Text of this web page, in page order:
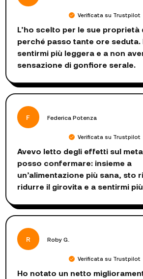
Verificata su Trustpilot
L’ho scelto per le sue proprietà
perché passo tante ore seduta.
sentirmi più leggera e a non
sensazione di gonfiore serale.
F Federica Potenza
Verificata su Trustpilot
Avevo letto degli effetti sul
posso confermare: insieme a
un’alimentazione più sana, sto
ridurre il girovita e a sentirmi
R Roby G.
Verificata su Trustpilot
Ho notato un netto